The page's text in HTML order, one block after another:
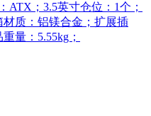
ATX；3.5英寸仓位：1个；
材质：铝镁合金；扩展插
量：5.55kg；